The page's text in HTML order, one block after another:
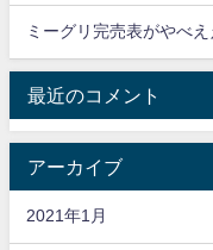
ミーグリ完売表がやべえ
最近のコメント
アーカイブ
2021年1月